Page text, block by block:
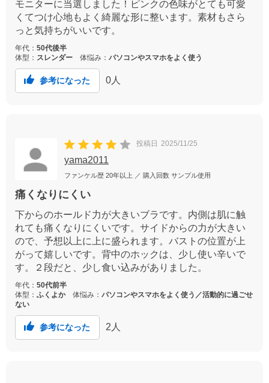
モニターに当選しました！ピンクの色味がとても可愛
くてつけ心地もよく綺麗な形に整います。素材もさら
っと気持ちがいいです。
年代： 50代後半
体型： スレンダー 体悩み： パソコンやスマホをよく使う
参考になった 0 人
投稿日 2025/11/25
yama2011
ファンケル歴 20年以上 ／ 購入回数 サンプル使用
痛くなりにくい
下からのホールド力が大きいブラです。内側は肌に触
れても痛くなりにくいです。サイドからの力が大きい
ので、予想以上に上に盛られます。バストの位置が上
がって嬉しいです。背中のホックは、少し使い辛いで
す。２段だと、少し食い込みがありました。
年代： 50代前半
体型： ふくよか体悩み： パソコンやスマホをよく使う／活動的に過ごせ
ない
参考になった 2 人